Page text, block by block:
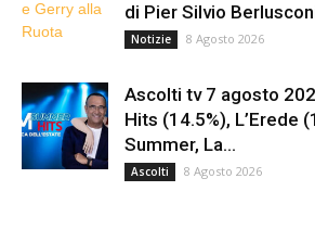
di Pier Silvio
Notizie 8 Agosto 2026
Ascolti tv 7 agosto
Hits (14.5%), L’Erede
Summer, La...
Ascolti 8 Agosto 2026